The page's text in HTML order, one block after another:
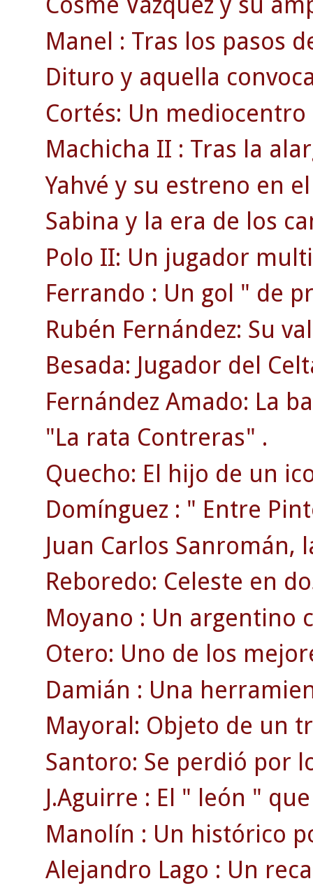
Manel : Tras los pasos
Dituro y aquella
Cortés: Un
Machicha II : Tras la
Yahvé y su estreno en
Sabina y la era de los
Polo II: Un jugador
Ferrando : Un gol " de
Rubén Fernández: Su
Besada: Jugador del
Fernández Amado: La
"La rata Contreras" .
Quecho: El hijo de un
Domínguez : " Entre
Juan Carlos Sanromán,
Reboredo: Celeste en
Moyano : Un argentino
Otero: Uno de los
Damián : Una
Mayoral: Objeto de un
Santoro: Se perdió por
J.Aguirre : El " león "
Manolín : Un histórico
Alejandro Lago : Un